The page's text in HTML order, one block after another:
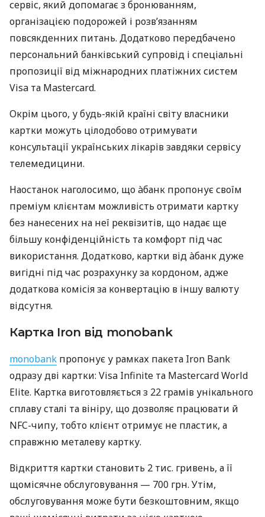
сервіс, який допомагає з бронюванням,
організацією подорожей і розв’язанням
повсякденних питань. Додатково передбачено
персональний банківський супровід і спеціальні
пропозиції від міжнародних платіжних систем
Visa та Mastercard.
Окрім цього, у будь-якій країні світу власники
картки можуть цілодобово отримувати
консультації українських лікарів завдяки сервісу
телемедицини.
Наостанок наголосимо, що àбанк пропонує своїм
преміум клієнтам можливість отримати картку
без нанесених на неї реквізитів, що надає ще
більшу конфіденційність та комфорт під час
використання. Додатково, картки від àбанк дуже
вигідні під час розрахунку за кордоном, адже
додаткова комісія за конвертацію в іншу валюту
відсутня.
Картка Iron від monobank
monobank пропонує у рамках пакета Iron Bank
одразу дві картки: Visa Infinite та Mastercard World
Elite. Картка виготовляється з 22 грамів унікального
сплаву сталі та вініру, що дозволяє працювати й
NFC-чипу, тобто клієнт отримує не пластик, а
справжню металеву картку.
Відкриття картки становить 2 тис. гривень, а її
щомісячне обслуговування — 700 грн. Утім,
обслуговування може бути безкоштовним, якщо